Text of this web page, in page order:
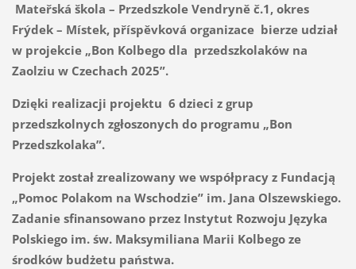
Mateřská škola – Przedszkole Vendryně č.1, okres
Frýdek – Místek, příspěvková organizace bierze udział
w projekcie „Bon Kolbego dla przedszkolaków na
Zaolziu w Czechach 2025”.
Dzięki realizacji projektu 6 dzieci z grup
przedszkolnych zgłoszonych do programu „Bon
Przedszkolaka”.
Projekt został zrealizowany we współpracy z Fundacją
„Pomoc Polakom na Wschodzie” im. Jana Olszewskiego.
Zadanie sfinansowano przez Instytut Rozwoju Języka
Polskiego im. św. Maksymiliana Marii Kolbego ze
środków budżetu państwa.